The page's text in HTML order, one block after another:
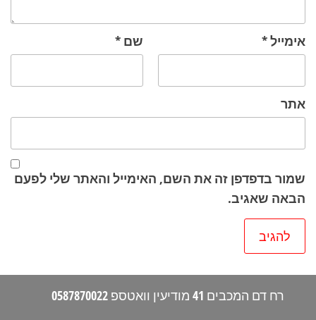
שם * אימייל*
אתר
שמור בדפדפן זה את השם, האימייל והאתר שלי לפעם
הבאה שאגיב.
רח דם המכבים 41 מודיעין וואטספ 0587870022